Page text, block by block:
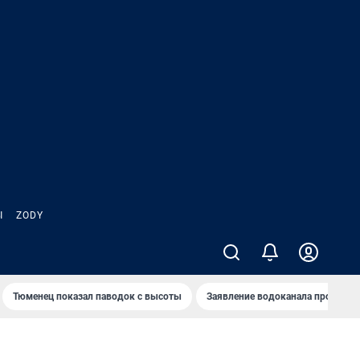
ZODY
Тюменец показал паводок с высоты Заявление водоканала про